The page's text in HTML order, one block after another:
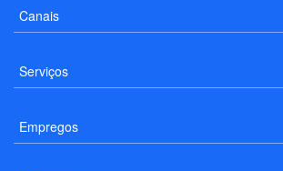
Canais
Serviços
Empregos